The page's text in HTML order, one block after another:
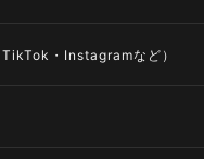
TikTok・Instagramなど）